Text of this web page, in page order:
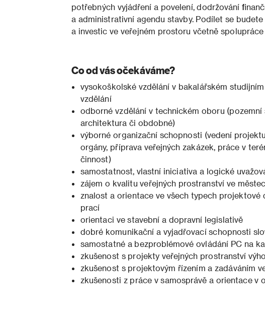
potřebných vyjádření a povelení, dodržování
a administrativní agendu stavby. Podílet se
a investic ve veřejném prostoru včetně
Co od vás očekáváme?
vysokoškolské vzdělání v bakalářském
vzdělání
odborné vzdělání v technickém oboru (pozemní
architektura či obdobné)
výborné organizační schopnosti (vedení
orgány, příprava veřejných zakázek, práce v
činnost)
samostatnost, vlastní iniciativa a logické
zájem o kvalitu veřejných prostranství ve
znalost a orientace ve všech typech
prací
orientaci ve stavební a dopravní legislativě
dobré komunikační a vyjadřovací schopnosti
samostatné a bezproblémové ovládání PC na
zkušenost s projekty veřejných prostranství
zkušenost s projektovým řízením a zadáváním
zkušenosti z práce v samosprávě a orientace v